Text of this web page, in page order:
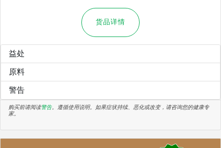
货品详情
益处
原料
警告
购买前请阅读警告。遵循使用说明。如果症状持续、恶化或改变，请咨询您的健康专
家。